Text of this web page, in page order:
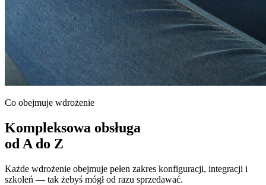
Co obejmuje wdrożenie
Kompleksowa obsługa
od A do Z
Każde wdrożenie obejmuje pełen zakres konfiguracji, integracji i
szkoleń — tak żebyś mógł od razu sprzedawać.